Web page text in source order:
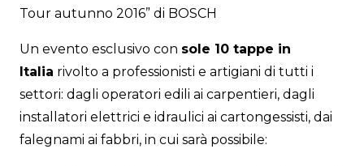
Tour autunno 2016” di BOSCH
Un evento esclusivo con sole 10 tappe in
Italia rivolto a professionisti e artigiani di tutti i
settori: dagli operatori edili ai carpentieri, dagli
installatori elettrici e idraulici ai cartongessisti, dai
falegnami ai fabbri, in cui sarà possibile: